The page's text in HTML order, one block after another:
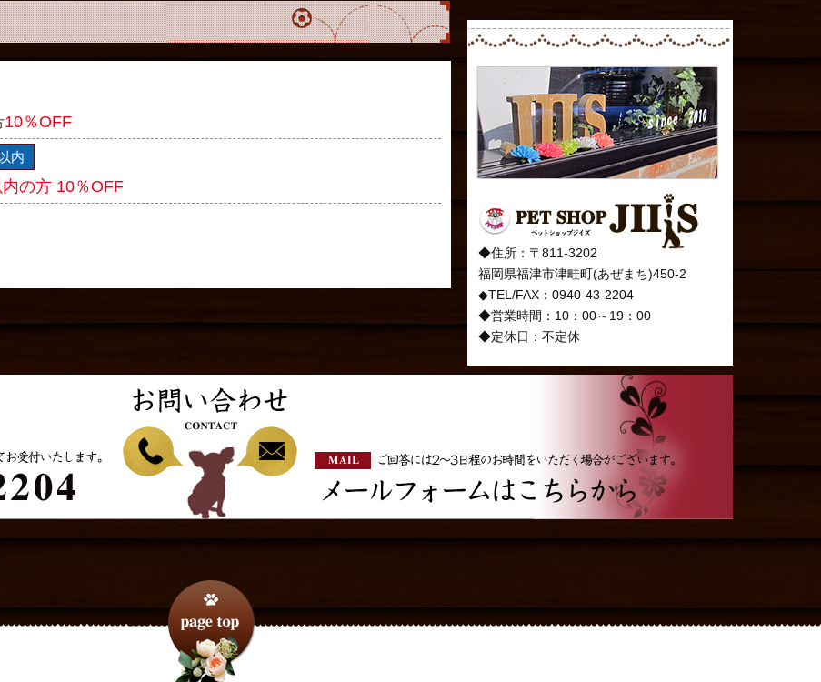
10％OFF
内
の方 10％OFF
◆住所：〒811-3202
福岡県福津市津畦町(あぜまち)450-2
◆TEL/FAX：0940-43-2204
◆営業時間：10：00～19：00
◆定休日：不定休